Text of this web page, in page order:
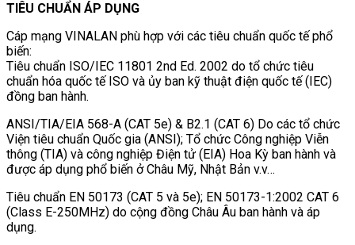
TIÊU CHUẨN ÁP DỤNG
Cáp mạng VINALAN phù hợp với các tiêu chuẩn quốc tế phổ
biến:
Tiêu chuẩn ISO/IEC 11801 2nd Ed. 2002 do tổ chức tiêu
chuẩn hóa quốc tế ISO và ủy ban kỹ thuật điện quốc tế (IEC)
đồng ban hành.
ANSI/TIA/EIA 568-A (CAT 5e) & B2.1 (CAT 6) Do các tổ chức
Viện tiêu chuẩn Quốc gia (ANSI); Tổ chức Công nghiệp Viễn
thông (TIA) và công nghiệp Điện tử (EIA) Hoa Kỳ ban hành và
được áp dụng phổ biến ở Châu Mỹ, Nhật Bản v.v…
Tiêu chuẩn EN 50173 (CAT 5 và 5e); EN 50173-1:2002 CAT 6
(Class E-250MHz) do cộng đồng Châu Âu ban hành và áp
dụng.